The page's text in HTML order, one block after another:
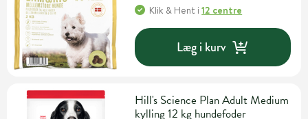
Klik & Hent i12 centre
Læg i kurv
Hill's Science Plan Adult Medium
kylling 12 kg hundefoder